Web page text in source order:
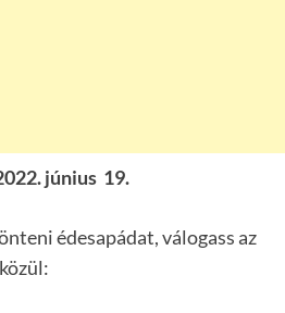
június 19.
édesapádat, válogass az